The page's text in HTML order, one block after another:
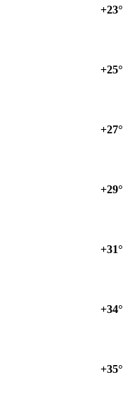
+23°
+25°
+27°
+29°
+31°
+34°
+35°